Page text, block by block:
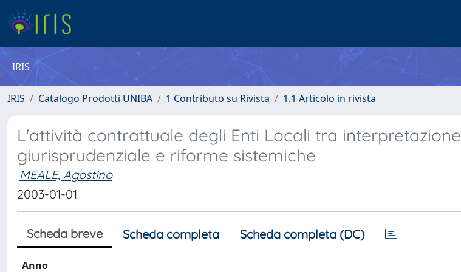
IRIS
IRIS Catalogo Prodotti UNIBA 1 Contributo su Rivista 1.1 Articolo in rivista
L'attività contrattuale degli Enti Locali tra interpretazione
giurisprudenziale e riforme sistemiche
MEALE, Agostino
2003-01-01
Scheda breve Scheda completa Scheda completa (DC)
Anno